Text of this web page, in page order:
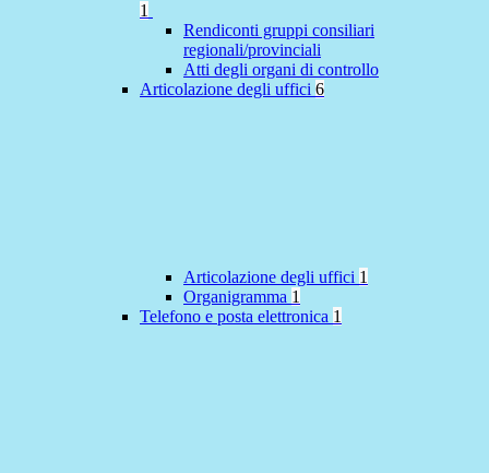
1
Rendiconti gruppi consiliari
regionali/provinciali
Atti degli organi di controllo
Articolazione degli uffici 6
Articolazione degli uffici 1
Organigramma 1
Telefono e posta elettronica 1